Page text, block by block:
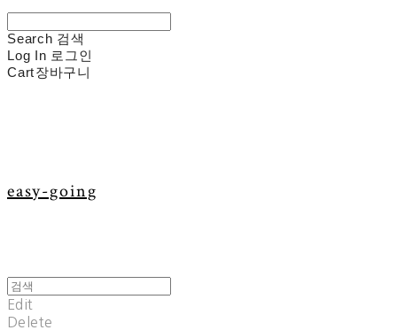
Search 검색
Log In 로그인
Cart장바구니
easy-going
Edit
Delete